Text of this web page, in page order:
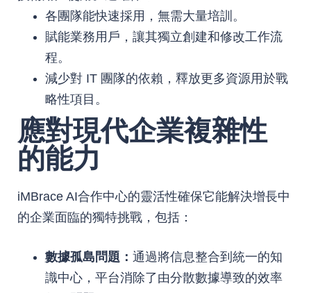
各團隊能快速採用，無需大量培訓。
賦能業務用戶，讓其獨立創建和修改工作流
程。
減少對 IT 團隊的依賴，釋放更多資源用於戰
略性項目。
應對現代企業複雜性
的能力
iMBrace AI合作中心的靈活性確保它能解決增長中
的企業面臨的獨特挑戰，包括：
數據孤島問題： 通過將信息整合到統一的知
識中心，平台消除了由分散數據導致的效率